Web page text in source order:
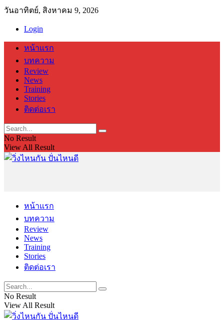
วันอาทิตย์, สิงหาคม 9, 2026
Login
หน้าแรก
บทความ
Review
News
Training
Stories
ติดต่อเรา
No Result
View All Result
หน้าแรก
บทความ
Review
News
Training
Stories
ติดต่อเรา
No Result
View All Result